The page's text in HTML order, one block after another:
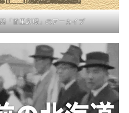
「首里劇場」のアーカイブ